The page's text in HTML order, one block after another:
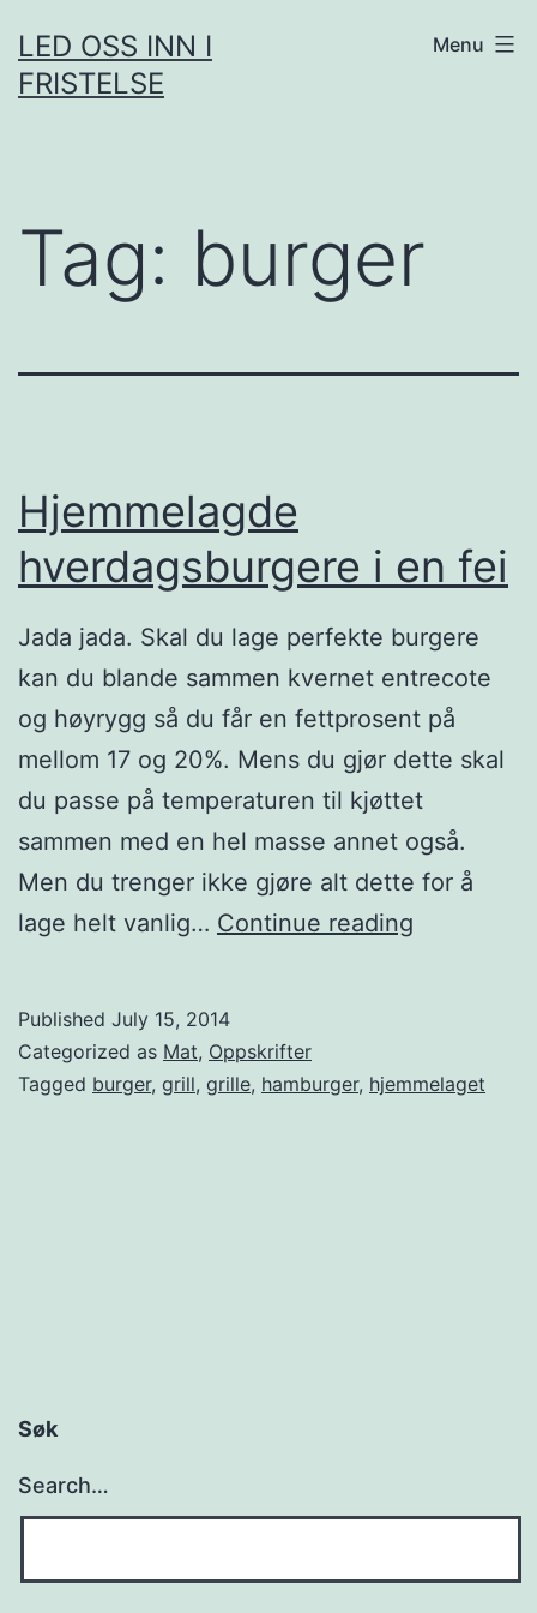
to
content
LED OSS INN I
FRISTELSE
Menu
Tag: burger
Hjemmelagde
hverdagsburgere i en fei
Jada jada. Skal du lage perfekte burgere
kan du blande sammen kvernet entrecote
og høyrygg så du får en fettprosent på
mellom 17 og 20%. Mens du gjør dette skal
du passe på temperaturen til kjøttet
sammen med en hel masse annet også.
Men du trenger ikke gjøre alt dette for å
lage helt vanlig… Continue reading
m
a
Published July 15, 2014
Categorized as Mat, Oppskrifter
Tagged burger, grill, grille, hamburger, hjemmelaget
Søk
Search…